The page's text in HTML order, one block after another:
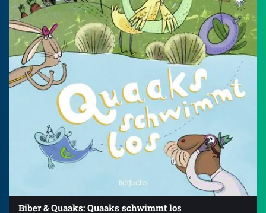
Biber & Quaaks: Quaaks schwimmt los